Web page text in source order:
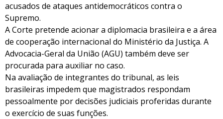
acusados de ataques antidemocráticos contra o
Supremo.
A Corte pretende acionar a diplomacia brasileira e a área
de cooperação internacional do Ministério da Justiça. A
Advocacia-Geral da União (AGU) também deve ser
procurada para auxiliar no caso.
Na avaliação de integrantes do tribunal, as leis
brasileiras impedem que magistrados respondam
pessoalmente por decisões judiciais proferidas durante
o exercício de suas funções.